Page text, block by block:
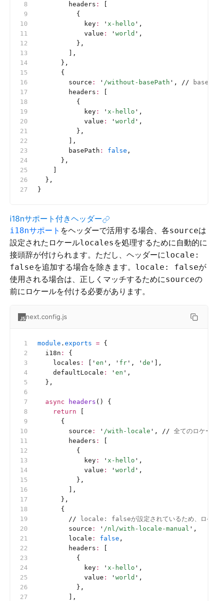
        headers
:
          {
            key
: ' x-hello ' ,
            value
: ' world ' ,
          },
        ],
      },
      {
        source
: ' /without-basePath ' , //
        headers
:
          {
            key
: ' x-hello ' ,
            value
: ' world ' ,
          },
        ],
        basePath
: false ,
      },
  },
}
i18nサポート付きヘッダー
i18nサポート をヘッダーで活用する場合、各sourceは
設定されたロケールlocales を処理するために自動的に
接頭辞が付けられます。ただし、ヘッダーにlocale:
falseを追加する場合を除きます。 locale: falseが
使用される場合は、正しくマッチするためにsourceの
前にロケールを付ける必要があります。
next.config.js
module . exports = {
  i18n
:
{
    locales
: ' en ' , ' fr ' , ' de '
],
    defaultLocale
: ' en ' ,
  },
  async
headers () {
    return
      {
        source
: ' /with-locale ' , // 全てのロケー
        headers
:
          {
            key
: ' x-hello ' ,
            value
: ' world ' ,
          },
        ],
      },
      {
        //
locale: falseが設定されているため、ロケー
        source
: ' /nl/with-locale-manual ' ,
        locale
: false ,
        headers
:
          {
            key
: ' x-hello ' ,
            value
: ' world ' ,
          },
        ],